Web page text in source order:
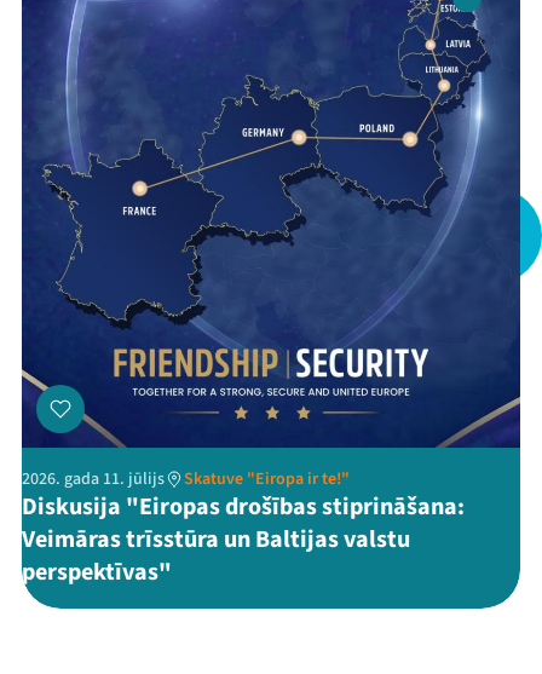
Veikals
Kontakti
ThreadsFacebookYoutube
X Instagram TikTok
2026. gada 11. jūlijs Skatuve "Eiropa ir te!"
Diskusija "Eiropas drošības stiprināšana:
Veimāras trīsstūra un Baltijas valstu
perspektīvas"